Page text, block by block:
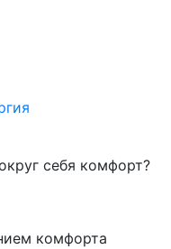
себя комфорт?
комфорта